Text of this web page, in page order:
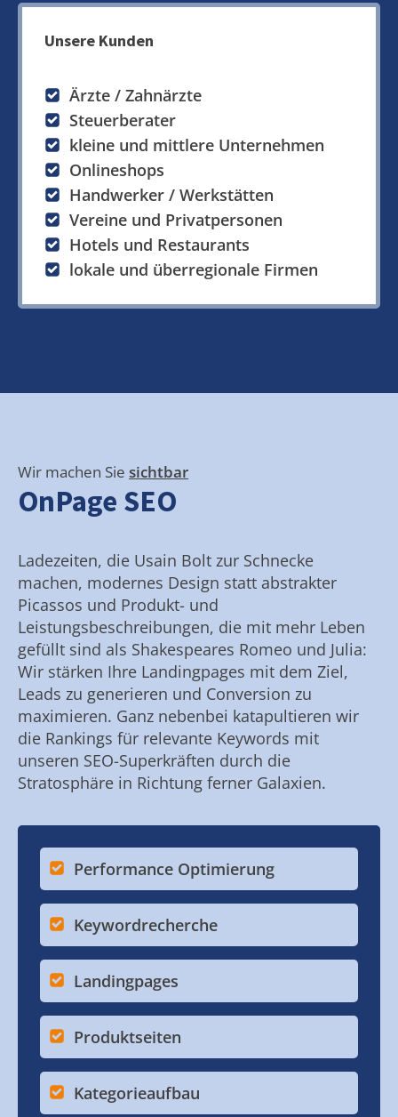
Unsere Kunden
Ärzte / Zahnärzte
Steuerberater
kleine und mittlere Unternehmen
Onlineshops
Handwerker / Werkstätten
Vereine und Privatpersonen
Hotels und Restaurants
lokale und überregionale Firmen
Wir machen Sie sichtbar
OnPage SEO
Ladezeiten, die Usain Bolt zur Schnecke
machen, modernes Design statt abstrakter
Picassos und Produkt- und
Leistungsbeschreibungen, die mit mehr Leben
gefüllt sind als Shakespeares Romeo und Julia:
Wir stärken Ihre Landingpages mit dem Ziel,
Leads zu generieren und Conversion zu
maximieren. Ganz nebenbei katapultieren wir
die Rankings für relevante Keywords mit
unseren SEO-Superkräften durch die
Stratosphäre in Richtung ferner Galaxien.
Performance Optimierung
Keywordrecherche
Landingpages
Produktseiten
Kategorieaufbau